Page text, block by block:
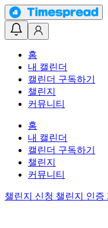
홈
내 캘린더
캘린더 구독하기
챌린지
커뮤니티
홈
내 캘린더
캘린더 구독하기
챌린지
커뮤니티
챌린지 신청 챌린지 인증